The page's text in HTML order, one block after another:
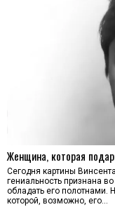
Женщина, которая
Сегодня картины
гениальность признана
обладать его полотнами.
которой, возможно, его…